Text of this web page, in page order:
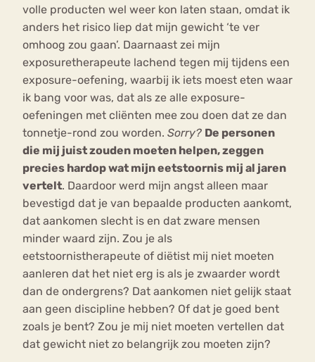
volle producten wel weer kon laten staan, omdat ik
anders het risico liep dat mijn gewicht ‘te ver
omhoog zou gaan’. Daarnaast zei mijn
exposuretherapeute lachend tegen mij tijdens een
exposure-oefening, waarbij ik iets moest eten waar
ik bang voor was, dat als ze alle exposure-
oefeningen met cliënten mee zou doen dat ze dan
tonnetje-rond zou worden. Sorry? De personen
die mij juist zouden moeten helpen, zeggen
precies hardop wat mijn eetstoornis mij al jaren
vertelt. Daardoor werd mijn angst alleen maar
bevestigd dat je van bepaalde producten aankomt,
dat aankomen slecht is en dat zware mensen
minder waard zijn. Zou je als
eetstoornistherapeute of diëtist mij niet moeten
aanleren dat het niet erg is als je zwaarder wordt
dan de ondergrens? Dat aankomen niet gelijk staat
aan geen discipline hebben? Of dat je goed bent
zoals je bent? Zou je mij niet moeten vertellen dat
dat gewicht niet zo belangrijk zou moeten zijn?